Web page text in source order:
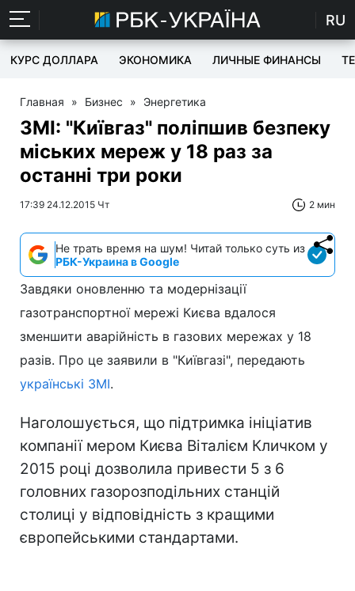
RU
КУРС ДОЛЛАРА ЭКОНОМИКА ЛИЧНЫЕ ФИНАНСЫ
Главная » Бизнес » Энергетика
ЗМІ: "Київгаз" поліпшив безпеку
міських мереж у 18 раз за
останні три роки
17:39 24.12.2015 Чт 2 мин
Не трать время на шум! Читай только суть из
РБК-Украина в Google
Завдяки оновленню та модернізації
газотранспортної мережі Києва вдалося
зменшити аварійність в газових мережах у 18
разів. Про це заявили в "Київгазі", передають
українські ЗМІ.
Наголошується, що підтримка ініціатив
компанії мером Києва Віталієм Кличком у
2015 році дозволила привести 5 з 6
головних газорозподільних станцій
столиці у відповідність з кращими
європейськими стандартами.